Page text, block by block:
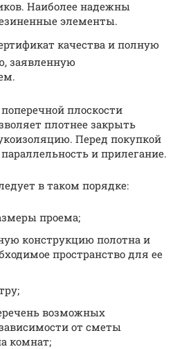
Наиболее надежны
элементы.
качества и полную
заявленную
плоскости
плотнее закрыть
Перед покупкой
и прилегание.
в таком порядке:
проема;
конструкцию полотна и
пространство для ее
возможных
от сметы
комнат;